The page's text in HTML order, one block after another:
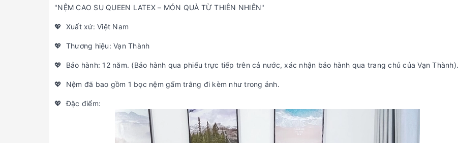
"NỆM CAO SU QUEEN LATEX – MÓN QUÀ TỪ THIÊN NHIÊN"
💖 Xuất xứ: Việt Nam
💖 Thương hiệu: Vạn Thành
💖 Bảo hành: 12 năm. (Bảo hành qua phiếu trực tiếp trên cả nước, xác nhận bảo hành qua trang chủ của Vạn Thành).
💖 Nệm đã bao gồm 1 bọc nệm gấm trắng đi kèm như trong ảnh.
💖 Đặc điểm: